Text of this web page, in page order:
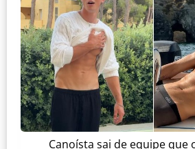
Canoísta sai de equipe que